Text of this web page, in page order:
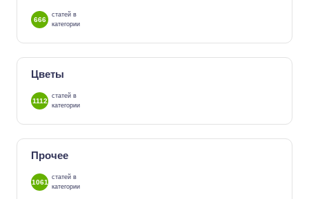
666
статей в
категории
Цветы
1112
статей в
категории
Прочее
1061
статей в
категории